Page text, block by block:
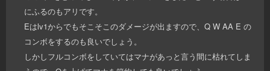
にふるのもアリです。
Eはlv1からでもそこそこのダメージが出ますので、Q W AA E の
コンボをするのも良いでしょう。
しかしフルコンボをしていてはマナがあっと言う間に枯れてしま